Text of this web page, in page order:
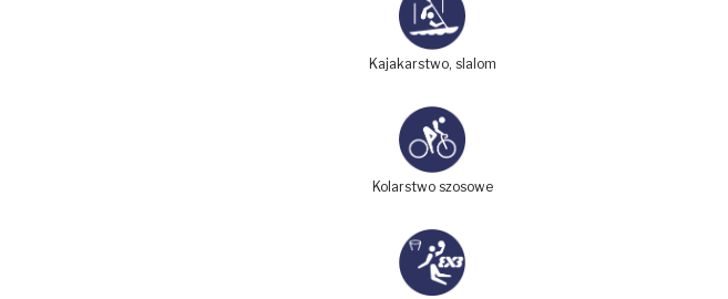
Kajakarstwo, slalom
Kolarstwo szosowe